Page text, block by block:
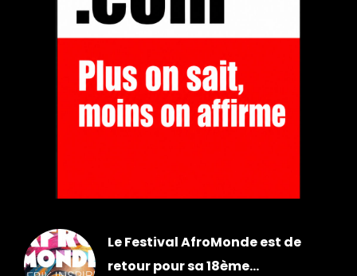
Le Festival AfroMonde est de
retour pour sa 18ème...